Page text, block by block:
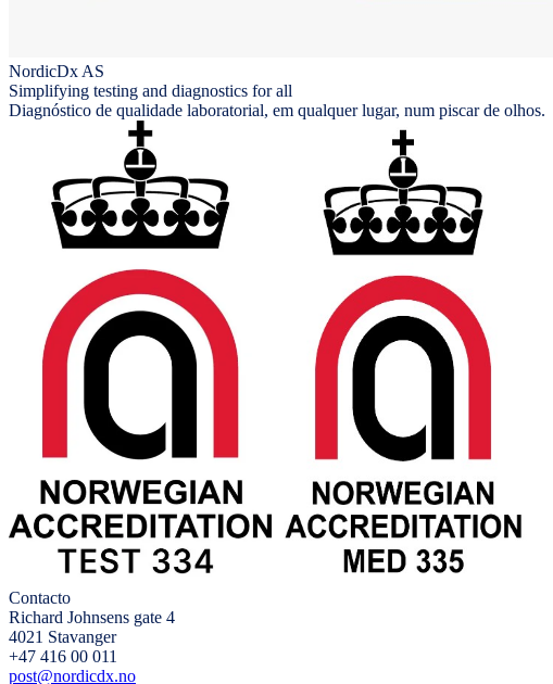
NordicDx AS
Simplifying testing and diagnostics for all
Diagnóstico de qualidade laboratorial, em qualquer lugar, num piscar de olhos.
Contacto
Richard Johnsens gate 4
4021 Stavanger
+47 416 00 011
post@nordicdx.no